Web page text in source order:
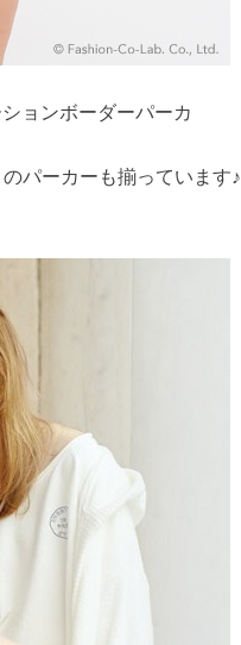
ョンボーダーパーカ
パーカーも揃っています♪